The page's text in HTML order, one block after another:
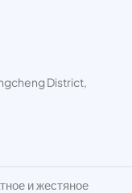
District,
и жестяное